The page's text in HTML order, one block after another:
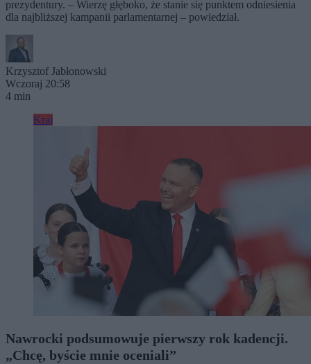
prezydentury. – Wierzę głęboko, że stanie się punktem odniesienia
dla najbliższej kampanii parlamentarnej – powiedział.
Krzysztof Jabłonowski
Wczoraj 20:58
4 min
Kraj
Nawrocki podsumowuje pierwszy rok kadencji.
„Chcę, byście mnie oceniali”